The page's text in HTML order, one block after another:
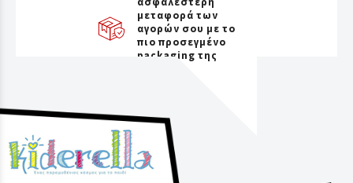
μεταφορά των
αγορών σου με το
πιο προσεγμένο
packaging της